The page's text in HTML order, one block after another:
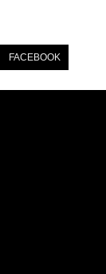
FACEBOOK